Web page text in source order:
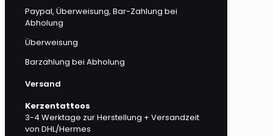
Paypal, Überweisung, Bar-Zahlung bei
Abholung
Überweisung
Barzahlung bei Abholung
Versand
Kerzentattoos
3-4 Werktage zur Herstellung + Versandzeit
von DHL/Hermes